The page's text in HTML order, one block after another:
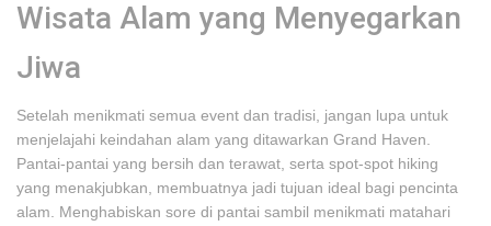
Wisata Alam yang Menyegarkan
Jiwa
Setelah menikmati semua event dan tradisi, jangan lupa untuk
menjelajahi keindahan alam yang ditawarkan Grand Haven.
Pantai-pantai yang bersih dan terawat, serta spot-spot hiking
yang menakjubkan, membuatnya jadi tujuan ideal bagi pencinta
alam. Menghabiskan sore di pantai sambil menikmati matahari